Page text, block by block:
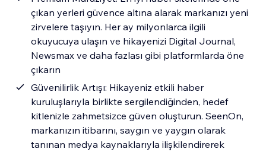
çıkan yerleri güvence altına alarak markanızı yeni
zirvelere taşıyın. Her ay milyonlarca ilgili
okuyucuya ulaşın ve hikayenizi Digital Journal,
Newsmax ve daha fazlası gibi platformlarda öne
çıkarın
Güvenilirlik Artışı: Hikayeniz etkili haber
kuruluşlarıyla birlikte sergilendiğinden, hedef
kitlenizle zahmetsizce güven oluşturun. SeenOn,
markanızın itibarını, saygın ve yaygın olarak
tanınan medya kaynaklarıyla ilişkilendirerek